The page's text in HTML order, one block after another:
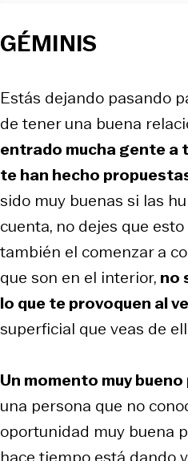
GÉMINIS
Estás dejando pasando
de tener una buena
entrado mucha gente a
te han hecho
sido muy buenas si las
cuenta, no dejes que
también el comenzar a
que son en el interior, no
lo que te provoquen al
superficial que veas de
Un momento muy
una persona que no
oportunidad muy buena